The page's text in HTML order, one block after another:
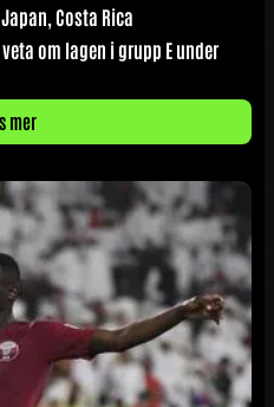
Costa Rica
om lagen i grupp E under
mer